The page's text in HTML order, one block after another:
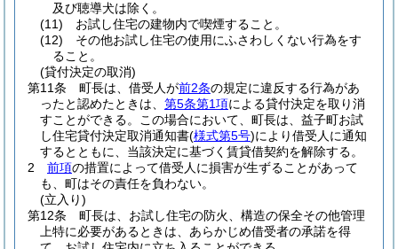
及び聴導犬は除く。
(11)
お試し住宅の建物内で喫煙すること。
(12)
その他お試し住宅の使用にふさわしくない行為をす
ること。
(貸付決定の取消)
第11条
町長は、借受人が前2条の規定に違反する行為があ
ったと認めたときは、 第5条第1項による貸付決定を取り消
すことができる。
この場合において、町長は、益子町お試
し住宅貸付決定取消通知書(様式第5号)により借受人に通知
するとともに、当該決定に基づく賃貸借契約を解除する。
2
前項の措置によって借受人に損害が生ずることがあって
も、町はその責任を負わない。
(立入り)
第12条
町長は、お試し住宅の防火、構造の保全その他管理
上特に必要があるときは、あらかじめ借受者の承諾を得